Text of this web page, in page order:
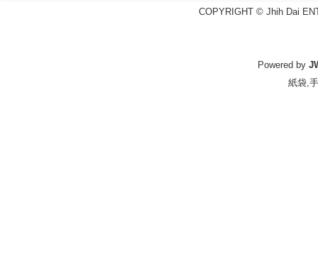
COPYRIGHT © Jhih Dai
Powered by
紙袋,